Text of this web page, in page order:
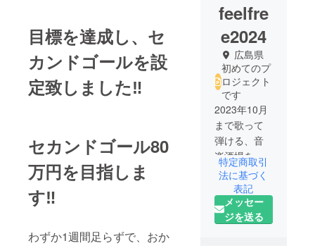
目標を達成し、セ
カンドゴールを設
定致しました‼️
セカンドゴール80
万円を目指しま
す‼️
わずか1週間足らずで、おか
feelfre
e2024
広島県
初めてのプ
ロジェクト
です
2023年10月
まで歌って
弾ける、音
楽酒場を夫
婦で経営し
ていまし
た。
ど素人音楽
特定商取引
法に基づく
表記
メッセー
ジを送る